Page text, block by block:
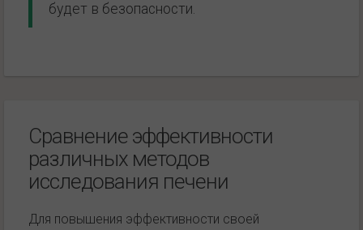
будет в безопасности.
Сравнение эффективности
различных методов
исследования печени
Для повышения эффективности своей